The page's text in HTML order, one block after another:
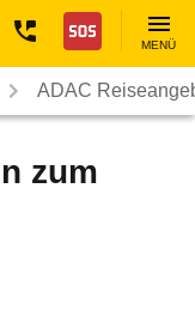
Nothilfe
MENÜ
ADAC
zum